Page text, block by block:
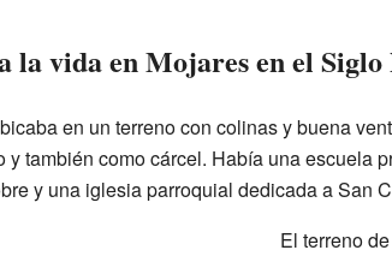
la vida en Mojares en el
en un terreno con colinas y buena
y también como cárcel. Había una escuela
y una iglesia parroquial dedicada a San
El terreno